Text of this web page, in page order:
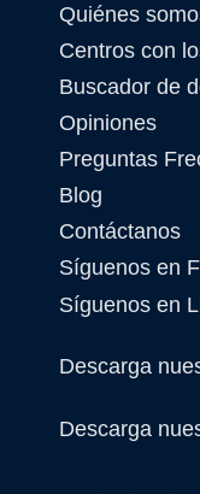
Quiénes
Centros con
Buscador de
Opiniones
Preguntas
Blog
Contáctanos
Síguenos en
Síguenos en
Descarga
Descarga